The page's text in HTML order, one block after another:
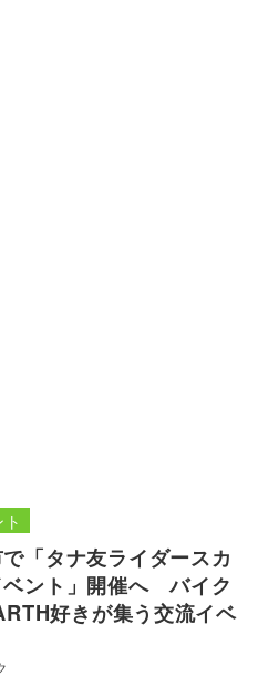
「タナ友ライダースカ
ベント」開催へ バイク
好きが集う交流イベ